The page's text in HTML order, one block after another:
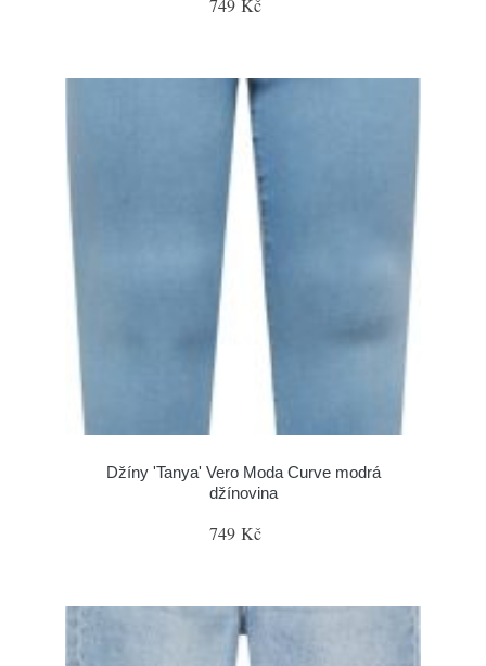
749 Kč
Džíny 'Tanya' Vero Moda Curve modrá
džínovina
749 Kč